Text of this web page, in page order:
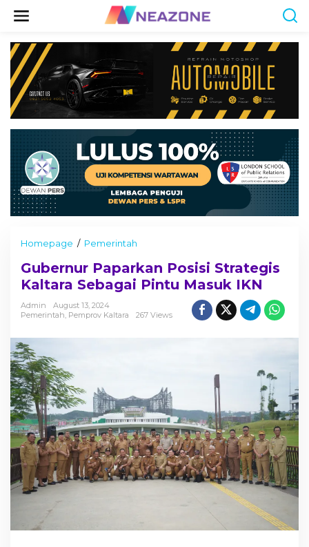
Homepage / Pemerintah
b
e
u
k
a
n
P
o
s
i
t
Gubernur Paparkan Posisi Strategis
Kaltara Sebagai Pintu Masuk IKN
Admin
August 13, 2024
Pemerintah, Pemprov Kaltara 267 Views